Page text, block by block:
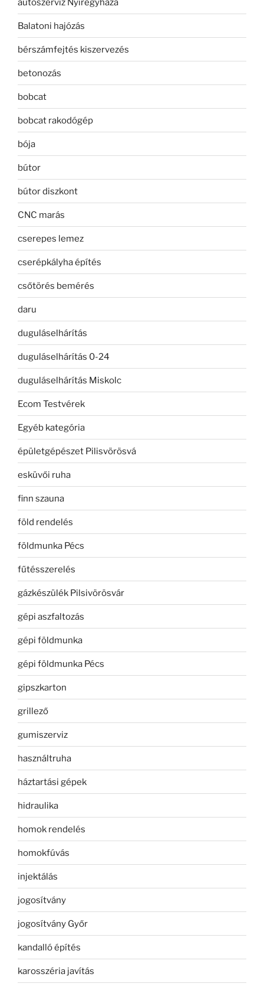
autószerviz Nyíregyháza
Balatoni hajózás
bérszámfejtés kiszervezés
betonozás
bobcat
bobcat rakodógép
bója
bútor
bútor diszkont
CNC marás
cserepes lemez
cserépkályha építés
csőtörés bemérés
daru
duguláselhárítás
duguláselhárítás 0-24
duguláselhárítás Miskolc
Ecom Testvérek
Egyéb kategória
épületgépészet Pilisvörösvá
esküvői ruha
finn szauna
föld rendelés
földmunka Pécs
fűtésszerelés
gázkészülék Pilsivörösvár
gépi aszfaltozás
gépi földmunka
gépi földmunka Pécs
gipszkarton
grillező
gumiszerviz
használtruha
háztartási gépek
hidraulika
homok rendelés
homokfúvás
injektálás
jogosítvány
jogosítvány Győr
kandalló építés
karosszéria javítás